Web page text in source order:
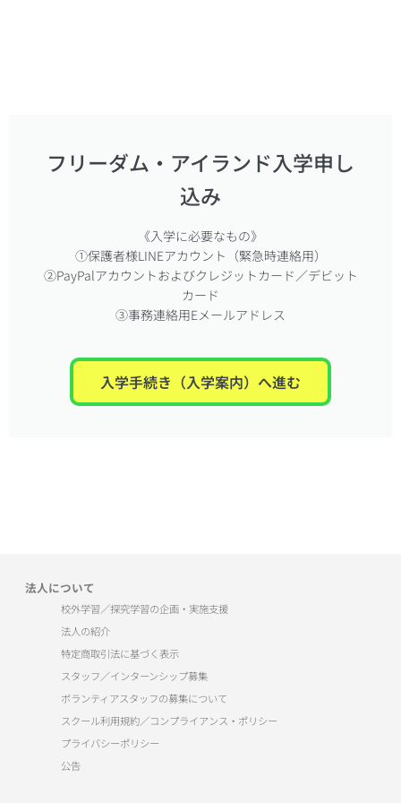
フリーダム・アイランド入学申し
込み
《入学に必要なもの》
①保護者様LINEアカウント（緊急時連絡用）
②PayPalアカウントおよびクレジットカード／デビット
カード
③事務連絡用Eメールアドレス
入学手続き（入学案内）へ進む
法人について
校外学習／探究学習の企画・実施支援
法人の紹介
特定商取引法に基づく表示
スタッフ／インターンシップ募集
ボランティアスタッフの募集について
スクール利用規約／コンプライアンス・ポリシー
プライバシーポリシー
公告